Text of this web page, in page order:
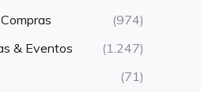
(974)
& Eventos
(1.247)
(71)